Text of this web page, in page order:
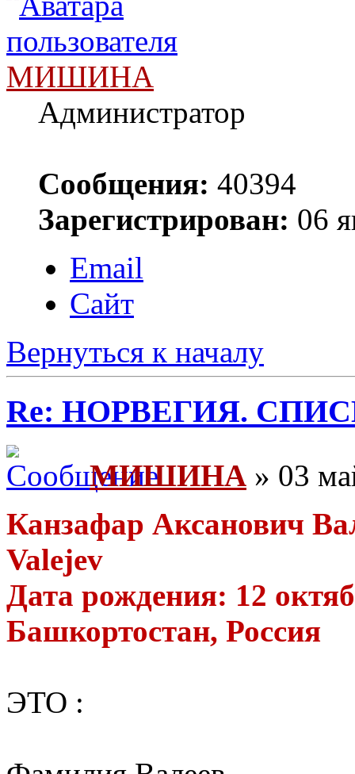
МИШИНА
Администратор
Сообщения: 40394
Зарегистрирован: 06
Email
Сайт
Вернуться к началу
Re: НОРВЕГИЯ.
МИШИНА » 03
Канзафар Аксанович
Valejev
Дата рождения: 12
Башкортостан, Россия
ЭТО :